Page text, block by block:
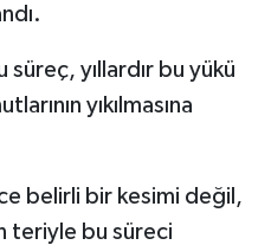
yıllardır bu yükü
yıkılmasına
belirli bir kesimi değil,
teriyle bu süreci